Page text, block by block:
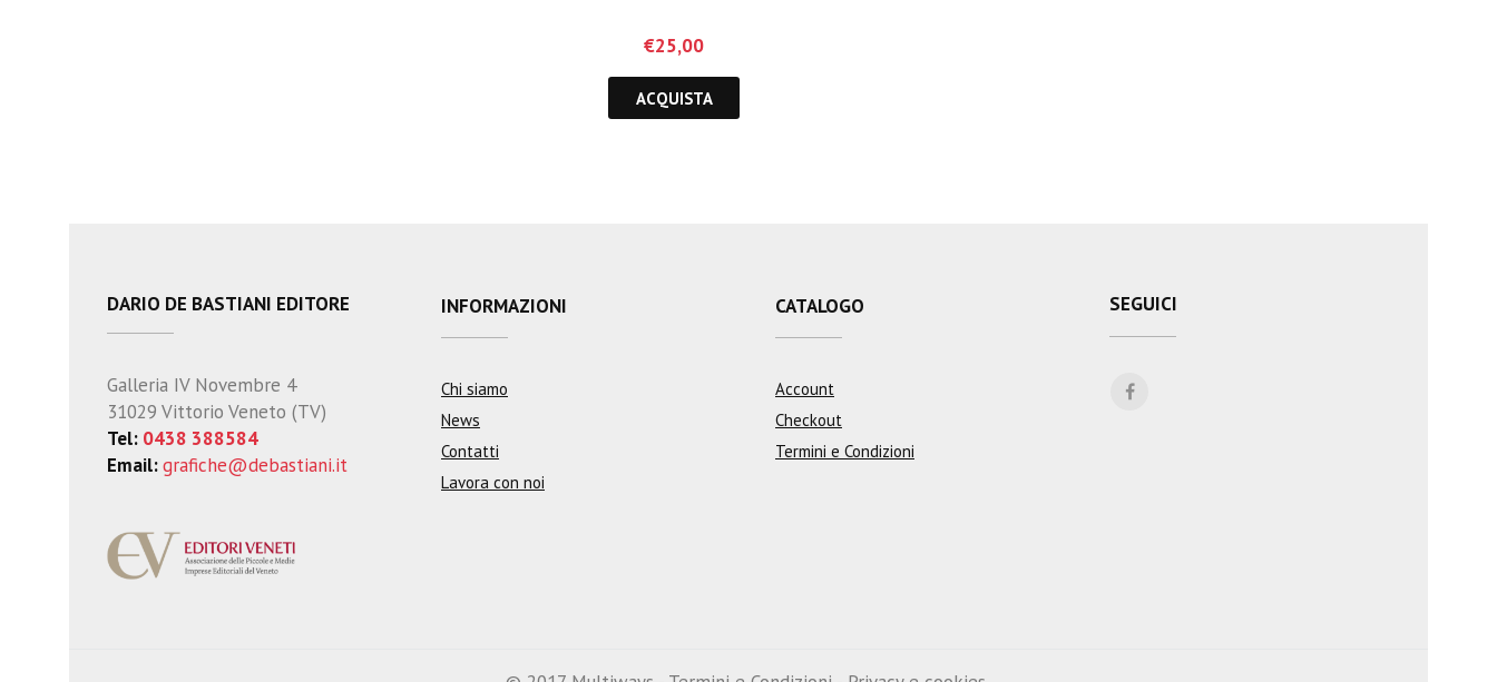
€25,00
ACQUISTA
DARIO DE BASTIANI EDITORE
Galleria IV Novembre 4
31029 Vittorio Veneto (TV)
Tel: 0438 388584
Email:grafiche@debastiani.it
INFORMAZIONI
Chi siamo
News
Contatti
Lavora con noi
CATALOGO
Account
Checkout
Termini e Condizioni
SEGUICI